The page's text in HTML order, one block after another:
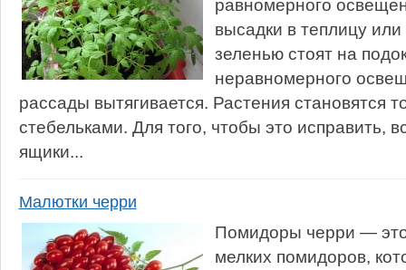
равномерного
высадки в теплицу
зеленью стоят на
неравномерного
рассады вытягивается. Растения становятся
стебельками. Для того, чтобы это исправить,
ящики...
Малютки черри
Помидоры черри —
мелких помидоров,